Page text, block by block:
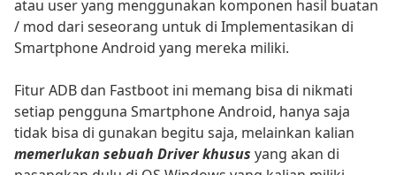
atau user yang menggunakan komponen hasil buatan
/ mod dari seseorang untuk di Implementasikan di
Smartphone Android yang mereka miliki.
Fitur ADB dan Fastboot ini memang bisa di nikmati
setiap pengguna Smartphone Android, hanya saja
tidak bisa di gunakan begitu saja, melainkan kalian
memerlukan sebuah Driver khusus yang akan di